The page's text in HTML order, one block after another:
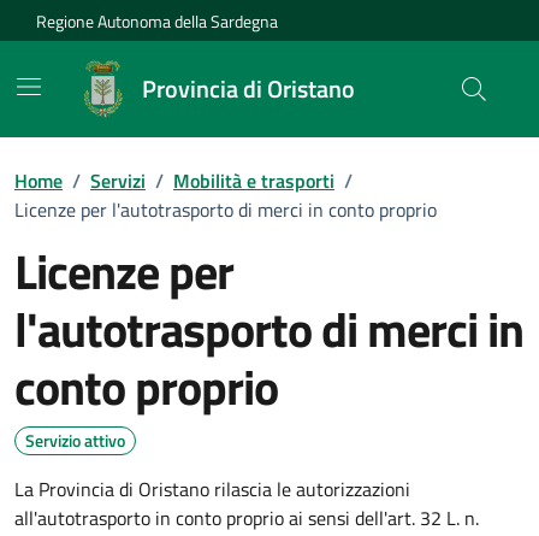
Vai ai contenuti
Vai al Footer
Regione Autonoma della Sardegna
Provincia di Oristano
Home / Servizi / Mobilità e trasporti /
Licenze per l'autotrasporto di merci in conto proprio
Licenze per
l'autotrasporto di merci in
conto proprio
Dettagli del servizio
Servizio attivo
La Provincia di Oristano rilascia le autorizzazioni
all'autotrasporto in conto proprio ai sensi dell'art. 32 L. n.